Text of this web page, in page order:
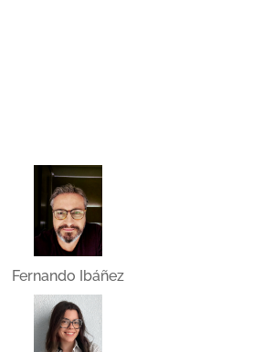
Fernando Ibáñez